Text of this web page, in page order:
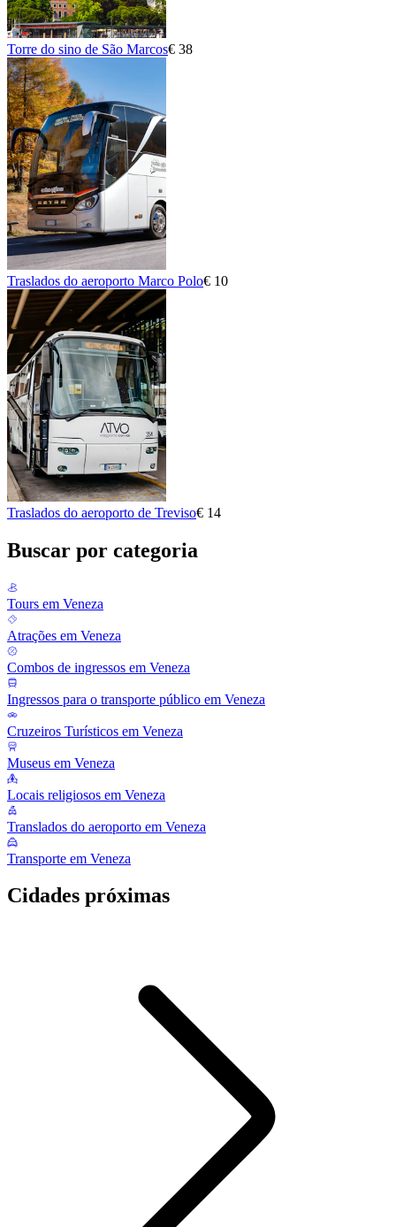
Torre do sino de São Marcos€ 38
Traslados do aeroporto Marco Polo€ 10
Traslados do aeroporto de Treviso€ 14
Buscar por categoria
Tours em Veneza
Atrações em Veneza
Combos de ingressos em Veneza
Ingressos para o transporte público em Veneza
Cruzeiros Turísticos em Veneza
Museus em Veneza
Locais religiosos em Veneza
Translados do aeroporto em Veneza
Transporte em Veneza
Cidades próximas